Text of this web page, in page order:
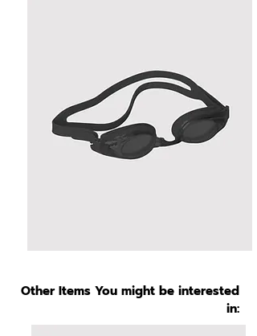
Other Items You might be interested
in: